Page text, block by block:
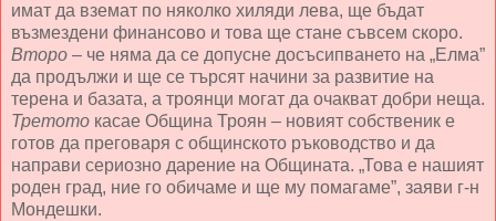
имат да вземат по няколко хиляди лева, ще бъдат
възмездени финансово и това ще стане съвсем скоро.
Второ – че няма да се допусне досъсипването на „Елма”
да продължи и ще се търсят начини за развитие на
терена и базата, а троянци могат да очакват добри неща.
Третото касае Община Троян – новият собственик е
готов да преговаря с общинското ръководство и да
направи сериозно дарение на Общината. „Това е нашият
роден град, ние го обичаме и ще му помагаме”, заяви г-н
Мондешки.